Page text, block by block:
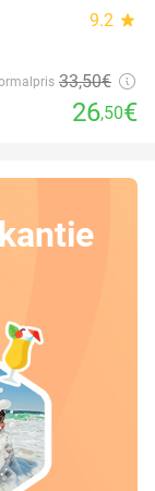
9.2 star
33,50€
26,50€